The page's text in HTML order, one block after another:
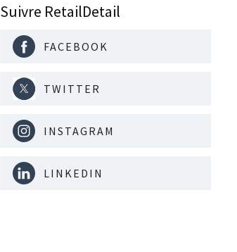
Suivre RetailDetail
FACEBOOK
TWITTER
INSTAGRAM
LINKEDIN